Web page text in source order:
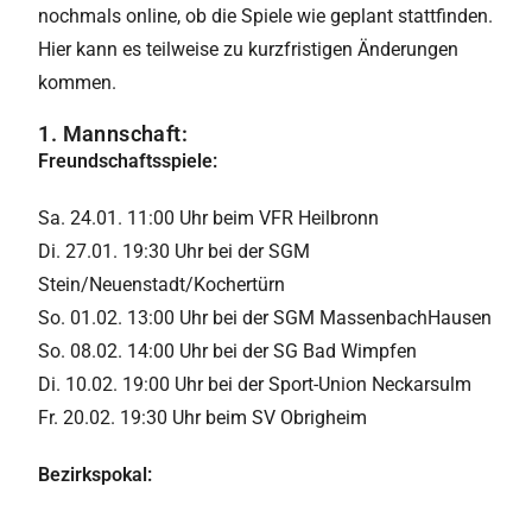
nochmals online, ob die Spiele wie geplant stattfinden.
Hier kann es teilweise zu kurzfristigen Änderungen
kommen.
1. Mannschaft:
Freundschaftsspiele:
Sa. 24.01. 11:00 Uhr beim VFR Heilbronn
Di. 27.01. 19:30 Uhr bei der SGM
Stein/Neuenstadt/Kochertürn
So. 01.02. 13:00 Uhr bei der SGM MassenbachHausen
So. 08.02. 14:00 Uhr bei der SG Bad Wimpfen
Di. 10.02. 19:00 Uhr bei der Sport-Union Neckarsulm
Fr. 20.02. 19:30 Uhr beim SV Obrigheim
Bezirkspokal: